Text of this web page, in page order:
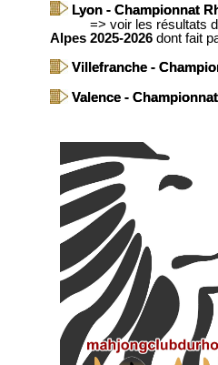
Lyon - Championnat
=> voir les résultats
Alpes 2025-2026 dont fait
Villefranche -
Valence -